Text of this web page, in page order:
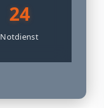
24
Notdienst